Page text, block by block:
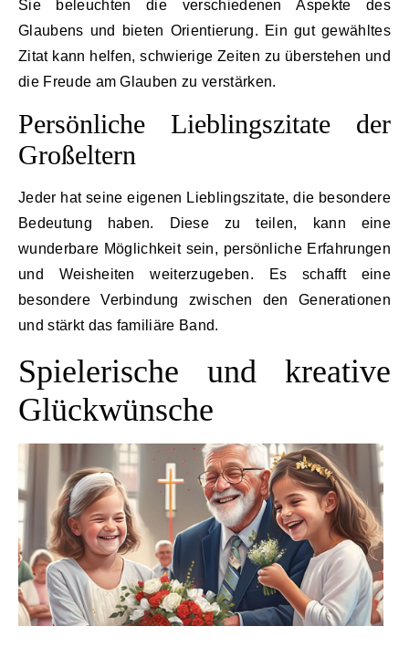
Sie beleuchten die verschiedenen Aspekte des
Glaubens und bieten Orientierung. Ein gut gewähltes
Zitat kann helfen, schwierige Zeiten zu überstehen und
die Freude am Glauben zu verstärken.
Persönliche Lieblingszitate der
Großeltern
Jeder hat seine eigenen Lieblingszitate, die besondere
Bedeutung haben. Diese zu teilen, kann eine
wunderbare Möglichkeit sein, persönliche Erfahrungen
und Weisheiten weiterzugeben. Es schafft eine
besondere Verbindung zwischen den Generationen
und stärkt das familiäre Band.
Spielerische und kreative
Glückwünsche